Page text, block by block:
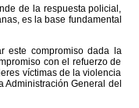
de la respuesta policial,
es la base fundamental
este compromiso dada la
con el refuerzo de
víctimas de la violencia
General del